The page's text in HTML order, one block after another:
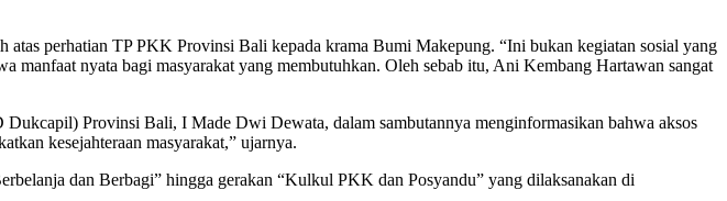
perhatian TP PKK Provinsi Bali kepada krama Bumi Makepung. “Ini bukan kegiatan sosial yang
nyata bagi masyarakat yang membutuhkan. Oleh sebab itu, Ani Kembang Hartawan sangat
Provinsi Bali, I Made Dwi Dewata, dalam sambutannya menginformasikan bahwa aksos
kesejahteraan masyarakat,” ujarnya.
dan Berbagi” hingga gerakan “Kulkul PKK dan Posyandu” yang dilaksanakan di